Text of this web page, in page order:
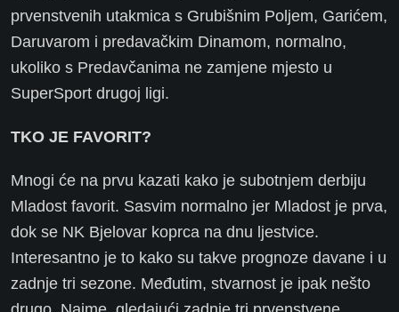
prvenstvenih utakmica s Grubišnim Poljem, Garićem,
Daruvarom i predavačkim Dinamom, normalno,
ukoliko s Predavčanima ne zamjene mjesto u
SuperSport drugoj ligi.
TKO JE FAVORIT?
Mnogi će na prvu kazati kako je subotnjem derbiju
Mladost favorit. Sasvim normalno jer Mladost je prva,
dok se NK Bjelovar koprca na dnu ljestvice.
Interesantno je to kako su takve prognoze davane i u
zadnje tri sezone. Međutim, stvarnost je ipak nešto